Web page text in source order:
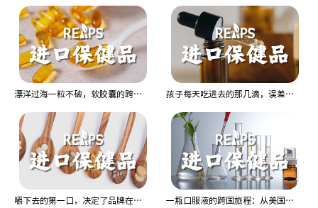
漂洋过海一粒不破，软胶囊的跨国大考 孩子每天吃进去的那几滴，误差不能超过头发丝
嚼下去的第一口，决定了品牌在嘴里的去留 一瓶口服液的跨国旅程：从美国加州到你手中，每一步都是考验